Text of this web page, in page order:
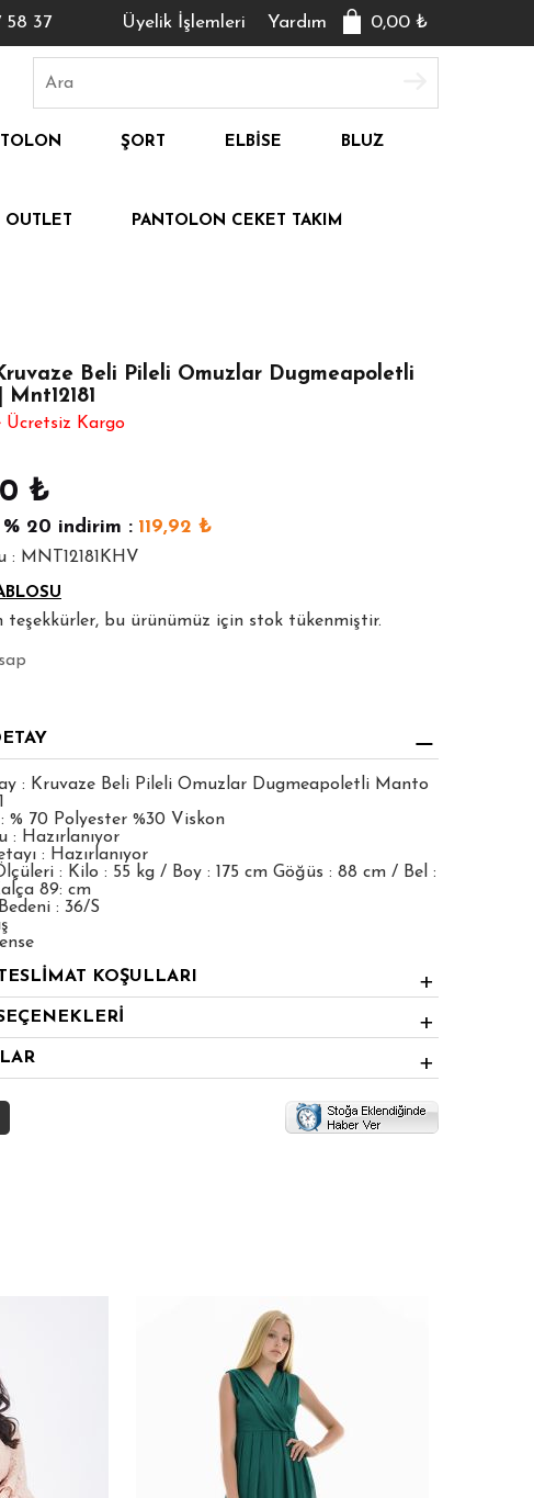
58 37 0,00 ₺
Yardım
Üyelik İşlemleri
ŞORT ELBISE BLUZ
OUTLET PANTOLON CEKET TAKIM
Beli Pileli Omuzlar Dugmeapoletli
Ücretsiz Kargo
₺
% 20 indirim : 119,92 ₺
: MNT12181KHV
teşekkürler, bu ürünümüz için stok tükenmiştir.
: Kruvaze Beli Pileli Omuzlar Dugmeapoletli Manto
% 70 Polyester %30 Viskon
: Hazırlanıyor
: Hazırlanıyor
: Kilo : 55 kg / Boy : 175 cm Göğüs : 88 cm / Bel :
89: cm
: 36/S
KOŞULLARI